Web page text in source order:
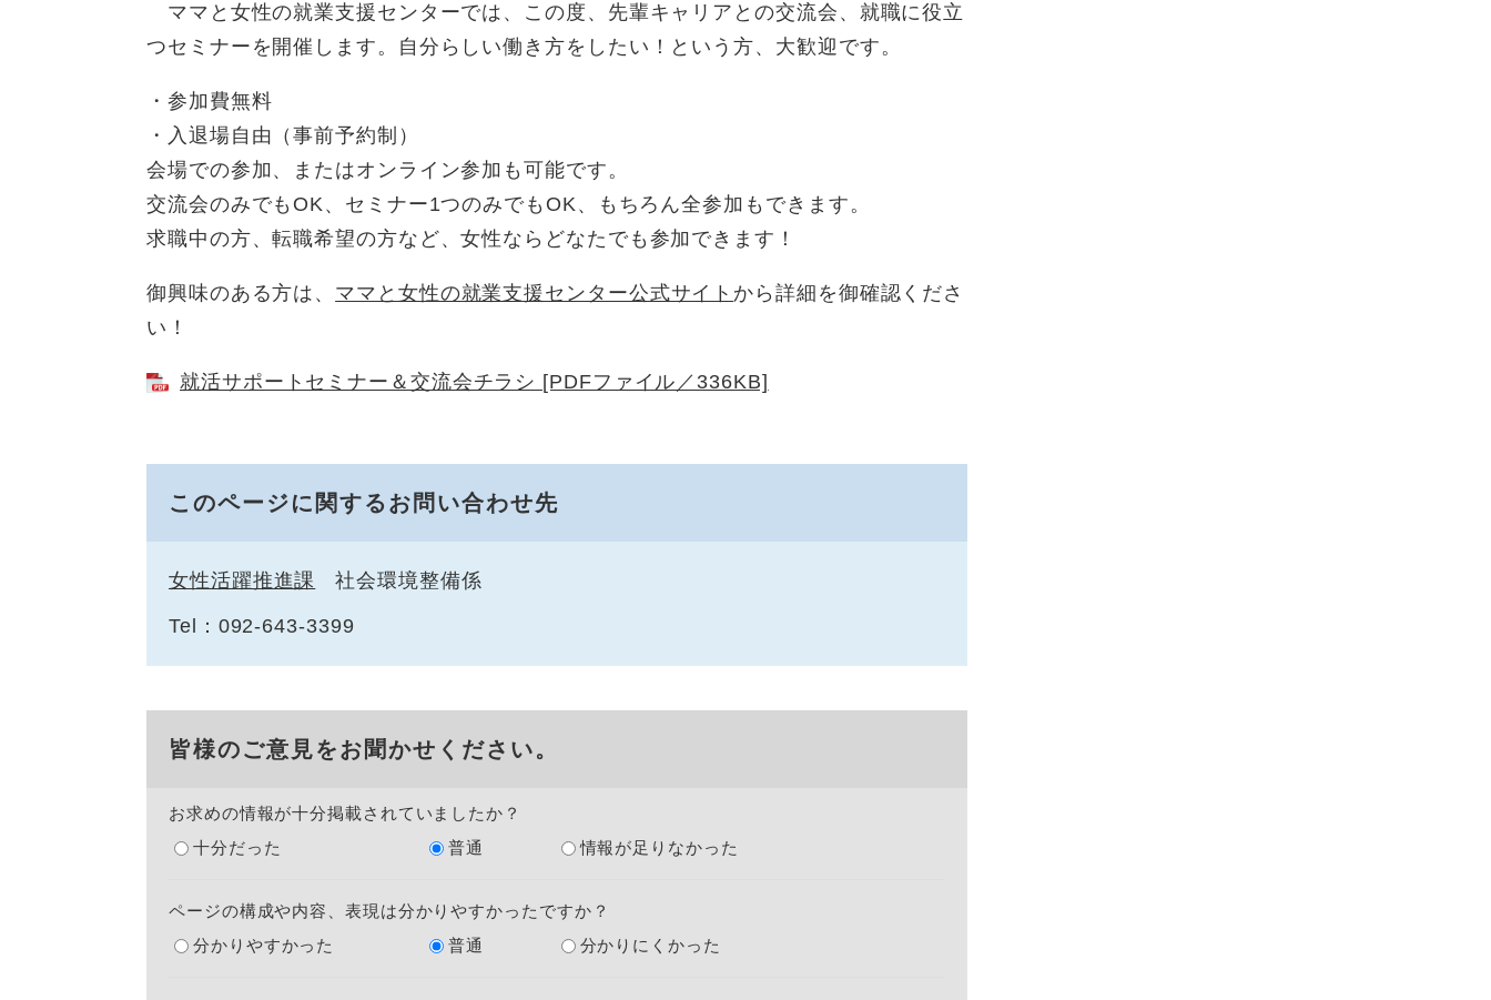
ママと女性の就業支援センターでは、この度、先輩キャリアとの交流会、就職に役立
つセミナーを開催します。自分らしい働き方をしたい！という方、大歓迎です。
・参加費無料
・入退場自由（事前予約制）
会場での参加、またはオンライン参加も可能です。
交流会のみでもOK、セミナー1つのみでもOK、もちろん全参加もできます。
求職中の方、転職希望の方など、女性ならどなたでも参加できます！
御興味のある方は、 ママと女性の就業支援センター公式サイト から詳細を御確認くださ
い！
就活サポートセミナー＆交流会チラシ [PDFファイル／336KB]
このページに関するお問い合わせ先
女性活躍推進課 社会環境整備係
Tel：092-643-3399
皆様のご意見をお聞かせください。
お求めの情報が十分掲載されていましたか？
十分だった
普通 情報が足りなかった
ページの構成や内容、表現は分かりやすかったですか？
分かりやすかった
普通 分かりにくかった